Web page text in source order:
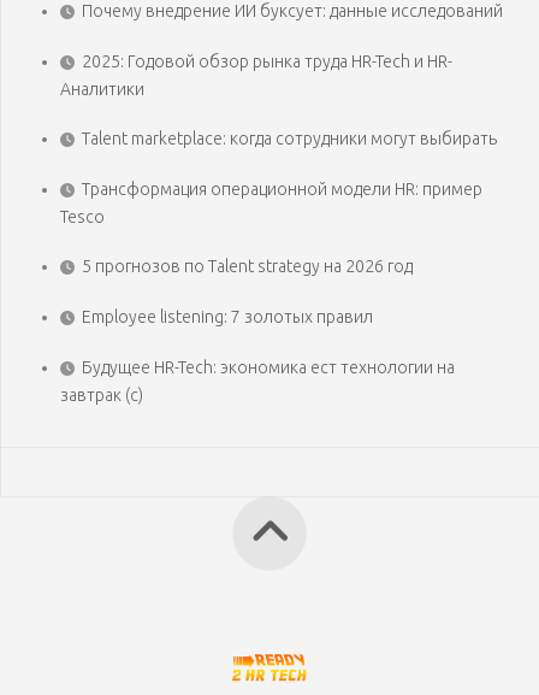
Почему внедрение ИИ буксует: данные исследований
2025: Годовой обзор рынка труда HR-Tech и HR-
Аналитики
Talent marketplace: когда сотрудники могут выбирать
Трансформация операционной модели HR: пример
Tesco
5 прогнозов по Talent strategy на 2026 год
Employee listening: 7 золотых правил
Будущее HR-Tech: экономика ест технологии на
завтрак (с)